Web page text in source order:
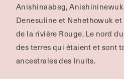
Anishinaabeg,
Denesuline et Nehethowuk
de la rivière Rouge.Le nord
des terres qui étaient et sont
ancestrales des Inuits.